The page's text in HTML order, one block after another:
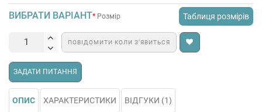
ВИБРАТИ ВАРІАНТ Таблиця розмірів
Розмір
ПОВІДОМИТИ КОЛИ З’ЯВИТЬСЯ
ЗАДАТИ ПИТАННЯ
ОПИС ХАРАКТЕРИСТИКИ ВІДГУКИ (1)